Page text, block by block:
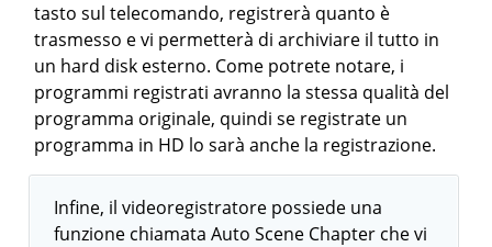
tasto sul telecomando, registrerà quanto è
trasmesso e vi permetterà di archiviare il tutto in
un hard disk esterno. Come potrete notare, i
programmi registrati avranno la stessa qualità del
programma originale, quindi se registrate un
programma in HD lo sarà anche la registrazione.
Infine, il videoregistratore possiede una
funzione chiamata Auto Scene Chapter che vi